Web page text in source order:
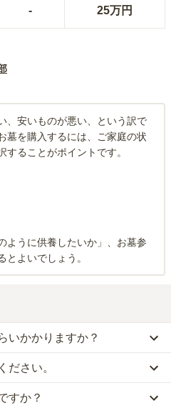
- 25万円
、安いものが悪い、という訳で
墓を購入するには、ご家庭の状
ることがポイントです。
ように供養したいか」、お墓参
とよいでしょう。
いかかりますか？
らお求めいただけます。
安いものが悪い、という訳ではあ
心から納得し、安心してお参りで
ださい。
「西春」から徒歩17分です。
すか？